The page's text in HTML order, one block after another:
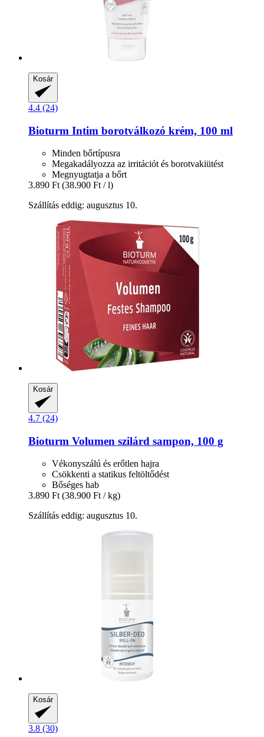
Kosár
4.4 (24)
Bioturm Intim borotválkozó krém, 100 ml
Minden bőrtípusra
Megakadályozza az irritációt és borotvakiütést
Megnyugtatja a bőrt
3.890 Ft (38.900 Ft / l)
Szállítás eddig: augusztus 10.
Kosár
4.7 (24)
Bioturm Volumen szilárd sampon, 100 g
Vékonyszálú és erőtlen hajra
Csökkenti a statikus feltöltődést
Bőséges hab
3.890 Ft (38.900 Ft / kg)
Szállítás eddig: augusztus 10.
Kosár
3.8 (30)